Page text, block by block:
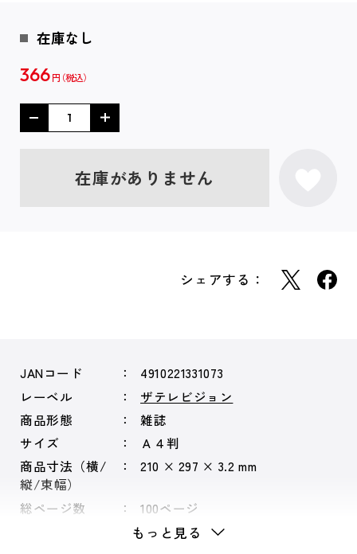
在庫なし
366 円
在庫がありません
シェアする：
JANコード
4910221331073
レーベル
ザテレビジョン
商品形態
雑誌
サイズ
Ａ４判
商品寸法（横/
縦/束幅）
210 × 297 × 3.2 mm
総ページ数 100ページ
もっと見る